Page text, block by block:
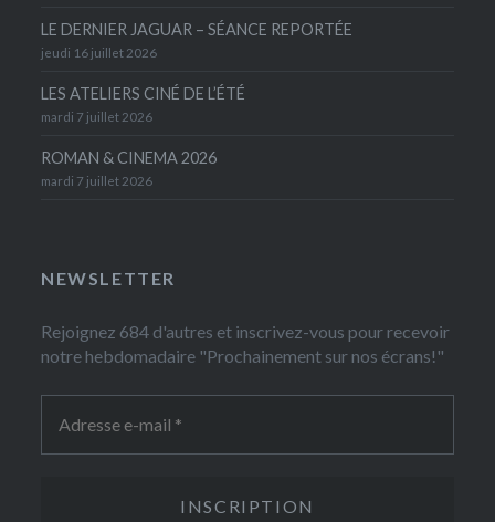
LE DERNIER JAGUAR – SÉANCE REPORTÉE
jeudi 16 juillet 2026
LES ATELIERS CINÉ DE L’ÉTÉ
mardi 7 juillet 2026
ROMAN & CINEMA 2026
mardi 7 juillet 2026
NEWSLETTER
Rejoignez 684 d'autres et inscrivez-vous pour recevoir
notre hebdomadaire "Prochainement sur nos écrans!"